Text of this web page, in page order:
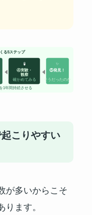
る5ステップ
🧪
④実験・
観察
確かめてみる
✨
⑤発見！
そうだったのか
1年間持続させる
こりやすい
が多いからこそ
ます。